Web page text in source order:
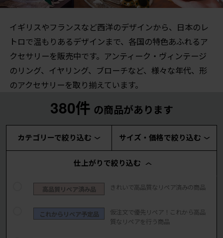
イギリスやフランスなど西洋のデザインから、日本のレ
トロで温もりあるデザインまで、各国の特色あふれるア
クセサリーを販売中です。アンティーク・ヴィンテージ
のリング、イヤリング、ブローチなど、様々な年代、形
のアクセサリーを取り揃えています。
380件 の商品があります
カテゴリーで絞り込む サイズ・価格で絞り込む
仕上がりで絞り込む
高品質リペア済み品 きれいで高品質なリペア済みの商品
これからリペア予定品
仮注文で優先リペア！これから高品
質なリペアを行う商品